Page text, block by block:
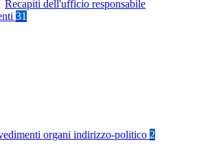
Recapiti dell'ufficio responsabile
31
organi indirizzo-politico 2